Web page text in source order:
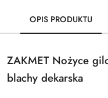
OPIS PRODUKTU
ZAKMET Nożyce
blachy dekarska